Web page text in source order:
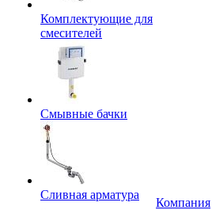
Комплектующие для
смесителей
Смывные бачки
Сливная арматура
Компания